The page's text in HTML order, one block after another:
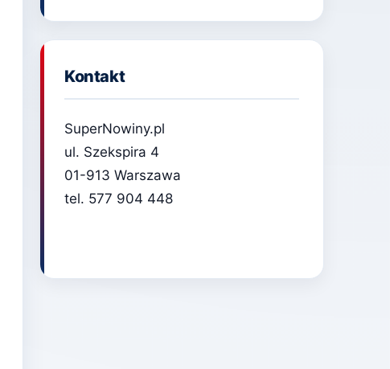
Kontakt
SuperNowiny.pl
ul. Szekspira 4
01-913 Warszawa
tel. 577 904 448